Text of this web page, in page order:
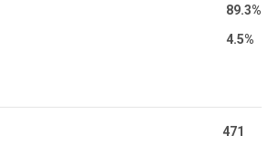
89.3%
4.5%
471